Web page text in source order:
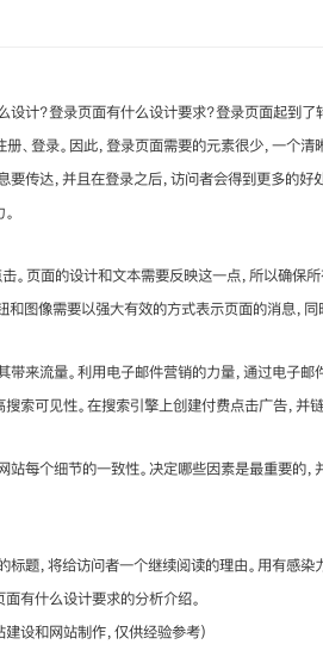
设计？登录页面有什么设计要求？登录页面起到
、登录。因此，登录页面需要的元素很少，一个
要传达，并且在登录之后，访问者会得到更多的
。页面的设计和文本需要反映这一点，所以确保
和图像需要以强大有效的方式表示页面的消息，同
带来流量。利用电子邮件营销的力量，通过电子
索可见性。在搜索引擎上创建付费点击广告，并
站每个细节的一致性。决定哪些因素是最重要的
标题，将给访问者一个继续阅读的理由。用有感
有什么设计要求的分析介绍。
设和网站制作，仅供经验参考）